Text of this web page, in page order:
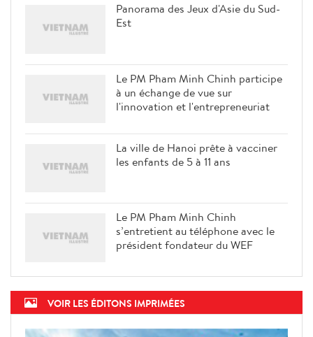
Panorama des Jeux d'Asie du Sud-
Est
Le PM Pham Minh Chinh participe
à un échange de vue sur
l'innovation et l'entrepreneuriat
La ville de Hanoi prête à vacciner
les enfants de 5 à 11 ans
Le PM Pham Minh Chinh
s’entretient au téléphone avec le
président fondateur du WEF
VOIR LES ÉDITONS IMPRIMÉES